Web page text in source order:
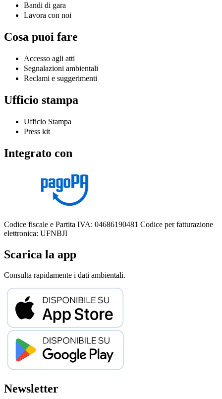
Bandi di gara
Lavora con noi
Cosa puoi fare
Accesso agli atti
Segnalazioni ambientali
Reclami e suggerimenti
Ufficio stampa
Ufficio Stampa
Press kit
Integrato con
Codice fiscale e Partita IVA: 04686190481 Codice per fatturazione
elettronica: UFNBJI
Scarica la app
Consulta rapidamente i dati ambientali.
Newsletter